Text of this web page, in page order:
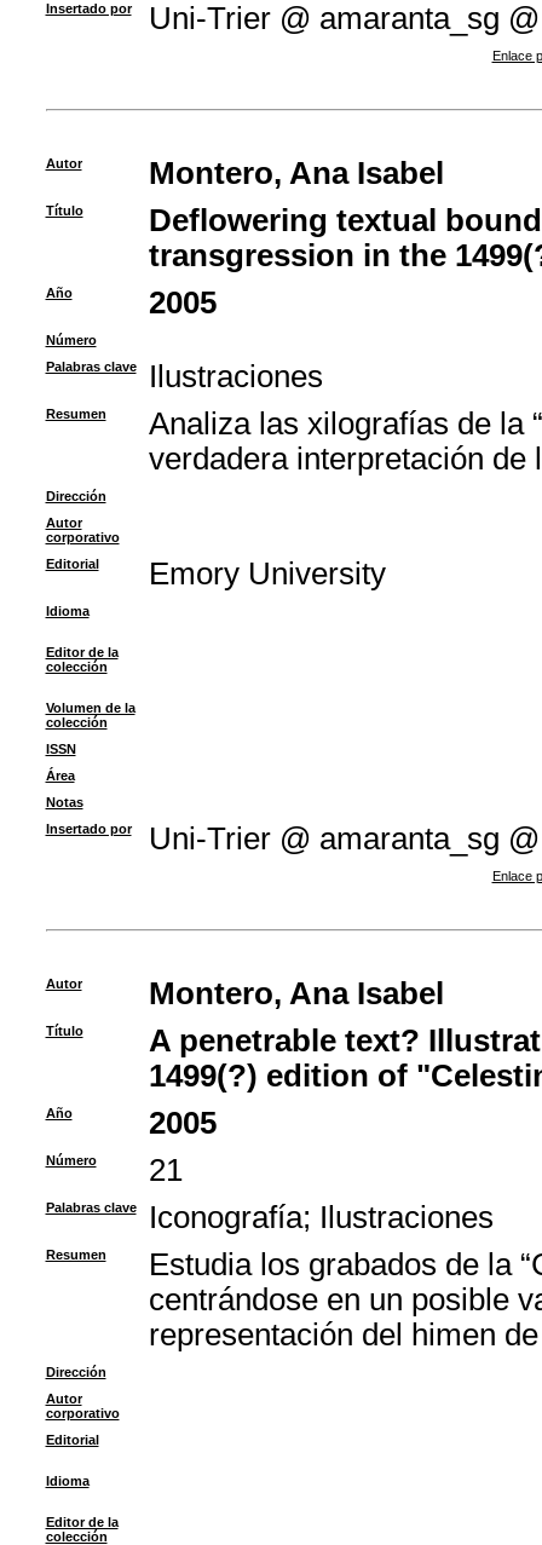
Insertado por Uni-Trier @ amaranta_sg @
Enlace
Autor Montero, Ana Isabel
Título
Deflowering textual
transgression in the
Año 2005
Número
Palabras clave
Ilustraciones
Resumen
Analiza las xilografías de la
verdadera interpretación de
Dirección
Autor
corporativo
Editorial
Emory University
Idioma
Editor de la
colección
Volumen de la
colección
ISSN
Área
Notas
Insertado por
Uni-Trier @ amaranta_sg @
Enlace
Autor Montero, Ana Isabel
Título
A penetrable text?
1499(?) edition of
Año 2005
Número 21
Palabras clave Iconografía; Ilustraciones
Resumen
Estudia los grabados de la
centrándose en un posible
representación del himen
Dirección
Autor
corporativo
Editorial
Idioma
Editor de la
colección